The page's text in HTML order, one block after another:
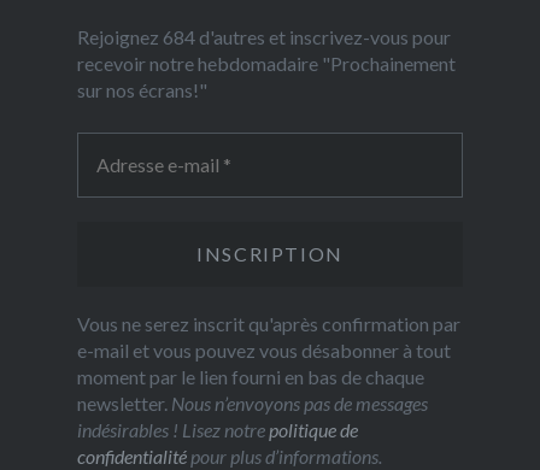
Rejoignez 684 d'autres et inscrivez-vous pour
recevoir notre hebdomadaire "Prochainement
sur nos écrans!"
Vous ne serez inscrit qu'après confirmation par
e-mail et vous pouvez vous désabonner à tout
moment par le lien fourni en bas de chaque
newsletter. Nous n’envoyons pas de messages
indésirables ! Lisez notrepolitique de
confidentialitépour plus d’informations.